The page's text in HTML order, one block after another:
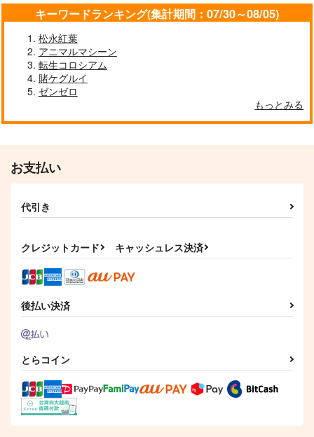
キーワードランキング(集計期間：07/30～08/05)
松永紅葉
アニマルマシーン
転生コロシアム
賭ケグルイ
ゼンゼロ
もっとみる
お支払い
代引き
クレジットカード キャッシュレス決済
後払い決済
とらコイン